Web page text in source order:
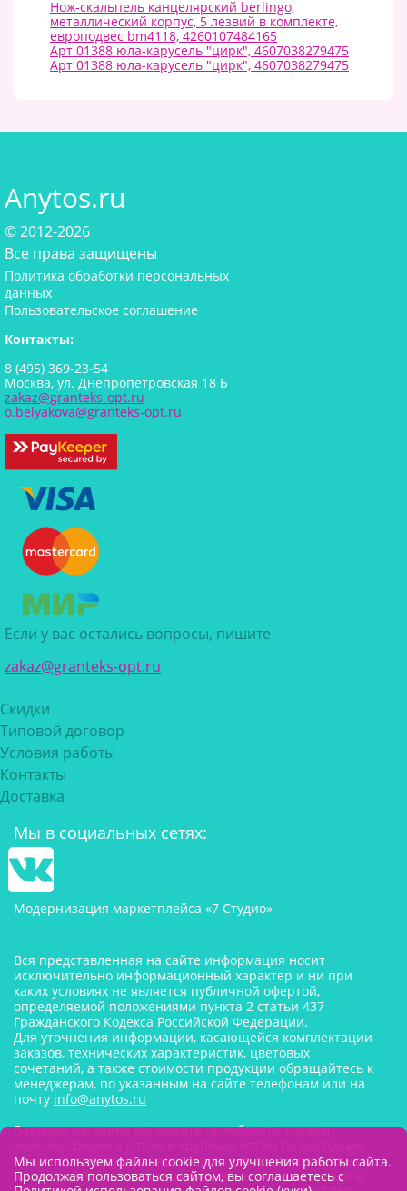
Нож-скальпель канцелярский berlingo,
металлический корпус, 5 лезвий в комплекте,
европодвес bm4118, 4260107484165
Арт 01388 юла-карусель "цирк", 4607038279475
Арт 01388 юла-карусель "цирк", 4607038279475
Anytos.ru
© 2012-2026
Все права защищены
Политика обработки персональных
данных
Пользовательское соглашение
Контакты:
8 (495) 369-23-54
Москва, ул. Днепропетровская 18 Б
zakaz@granteks-opt.ru
o.belyakova@granteks-opt.ru
Если у вас остались вопросы, пишите
zakaz@granteks-opt.ru
Скидки
Типовой договор
Условия работы
Контакты
Доставка
Мы в социальных сетях:
Модернизация маркетплейса «7 Студио»
Вся представленная на сайте информация носит
исключительно информационный характер и ни при
каких условиях не является публичной офертой,
определяемой положениями пункта 2 статьи 437
Гражданского Кодекса Российской Федерации.
Для уточнения информации, касающейся комплектации
заказов, технических характеристик, цветовых
сочетаний, а также стоимости продукции обращайтесь к
менеджерам, по указанным на сайте телефонам или на
почту info@anytos.ru
В нашем магазине вы можете приобрести товары
ценам от производителя. Товары для одностраничников,
маркетплейсов оптом со склада, в наличии на складе в
Мы используем файлы cookie для улучшения работы сайта.
Продолжая пользоваться сайтом, вы соглашаетесь с